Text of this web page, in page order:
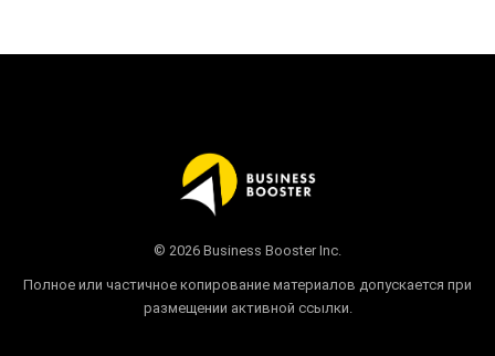
© 2026 Business Booster Inc.
Полное или частичное копирование материалов допускается при
размещении активной ссылки.